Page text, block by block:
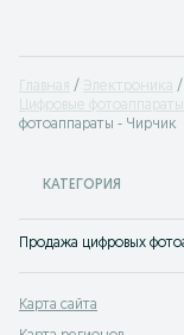
Главная Электроника
Цифровые
фотоаппараты - Чирчик
КАТЕГОРИЯ
Продажа цифровых
Карта сайта